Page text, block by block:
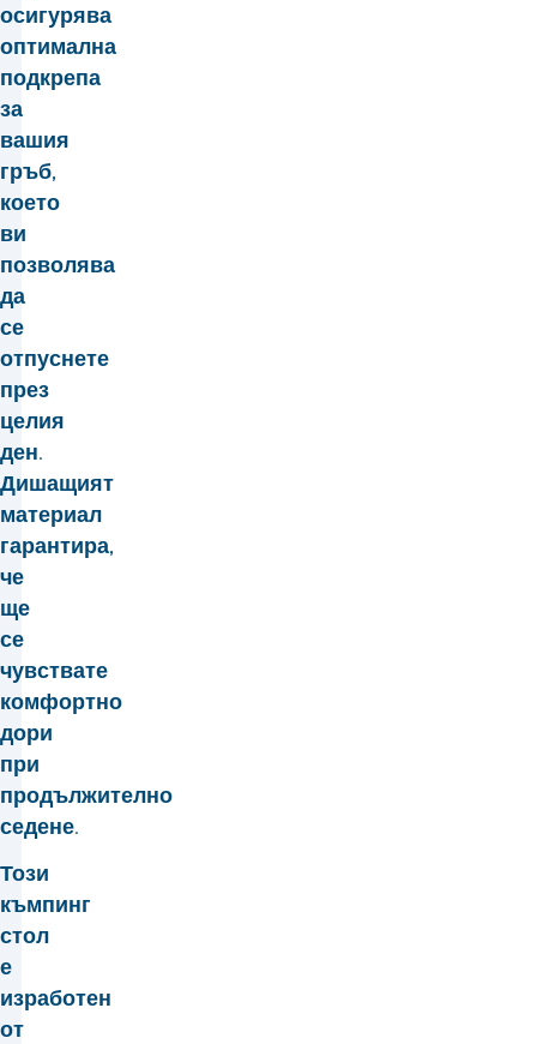
осигурява
оптимална
подкрепа
за
вашия
гръб,
което
ви
позволява
да
се
отпуснете
през
целия
ден.
Дишащият
материал
гарантира,
че
ще
се
чувствате
комфортно
дори
при
продължително
седене.
Този
къмпинг
стол
е
изработен
от